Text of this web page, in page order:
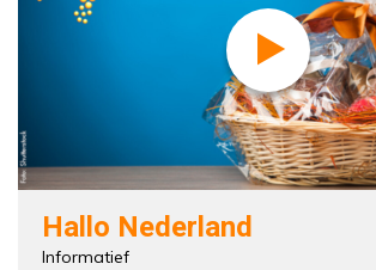
Hallo Nederland
Informatief